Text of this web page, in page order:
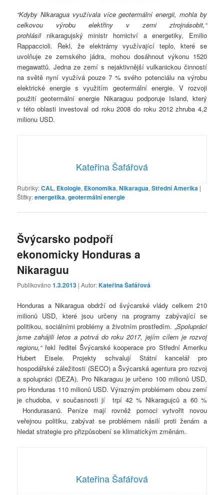
“Kdyby Nikaragua využívala více geotermální energii, mohla by
celkovou výrobu elektřiny v zemi ztrojnásobit,“
prohlásil nikaragujský ministr hornictví a energetiky, Emilio
Rappaccioli. Řekl, že elektrárny využívající teplo, které se
uvolňuje ze zemského jádra, mohou dosáhnout výkonu 1520
megawattů. Jedna ze zemí s nejaktivnější vulkanickou činností
na světě nyní využívá pouze 7 % svého potenciálu na výrobu
elektrické energie s využitím geotermální energie. V rozvoji
použití geotermální energie Nikaraguu podporuje Island, který
v této oblasti investoval od roku 2008 do roku 2012 zhruba 4,2
milionu USD.
Kateřina Šafářová
Rubriky:CAL, Ekologie, Ekonomika,Nikaragua,Střední Amerika |
Štítky:energetika,geotermální energie
Švýcarsko podpoří
ekonomicky Honduras a
Nikaraguu
Publikováno1.3.2013 | Autor:Kateřina Šafářová
Honduras a Nikaragua obdrží od švýcarské vlády celkem 210
milionů USD, které jsou určeny na programy zabývající se
politikou, sociálními problémy a životním prostředím. „Spolupráci
jsme zahájili letos a potrvá do roku 2017, jejím cílem je rozvoj
regionu,“řekl ředitel Švýcarské kooperace pro Střední Ameriku
Hubert Eisele. Projekty schvalují Státní kancelář pro
hospodářské záležitosti (SECO) a Švýcarská agentura pro rozvoj
a spolupráci (DEZA). Pro Nikaraguu je určeno 100 milionů USD,
pro Honduras 110 milionů USD. Výrazným problémem obou zemí
je chudoba, v současnosti jí trpí 42 % Nikaragujců a 60 %
Hondurasanů. Peníze mají rovněž pomoci vytvořit novou
veřejnou politiku, zabývat se problémem násilí proti ženám a
hledat strategie pro přizpůsobení se klimatickým změnám.
Kateřina Šafářová